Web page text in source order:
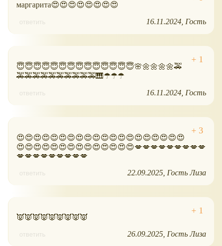
маргарита😍😍😍😍😍😍😍😍
ответить 16.11.2024 Гость
😇😇😇😇😇😇😇😇😇😇😇😇😇😇🌸🌼🌼🌼🌼🚕
🚕🚕🚕🚕🚕🚕🚕🚕🚕🚕🎹☂☂☂
ответить 16.11.2024 Гость
😍😍😍😍😍😍😍😍😍😍😍😍😍😍😍😍😍😍😍😍
😍😍😍😍😍😍😍😍😍😍😍😍😍😍💋💋💋💋💋💋💋💋💋
💋💋💋💋💋💋💋💋💋
ответить 22.09.2025 Гость Лиза
👿👿👿👿👿👿👿👿👿
ответить 26.09.2025 Гость Лиза